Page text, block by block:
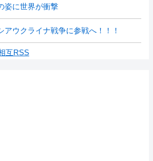
姿に世界が衝撃
アウクライナ戦争に参戦へ！！！
互RSS